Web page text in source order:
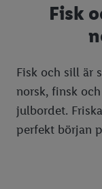
Fisk
Fisk och sill är
norsk, finsk
julbordet.
perfekt början